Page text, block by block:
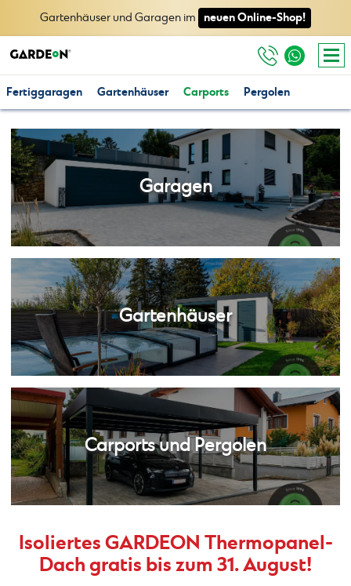
Gartenhäuser und Garagen im neuen Online-Shop!
Fertiggaragen Gartenhäuser Carports Pergolen
Garagen
Gartenhäuser
Carports und Pergolen
Isoliertes GARDEON Thermopanel-
Dach gratis bis zum 31. August!